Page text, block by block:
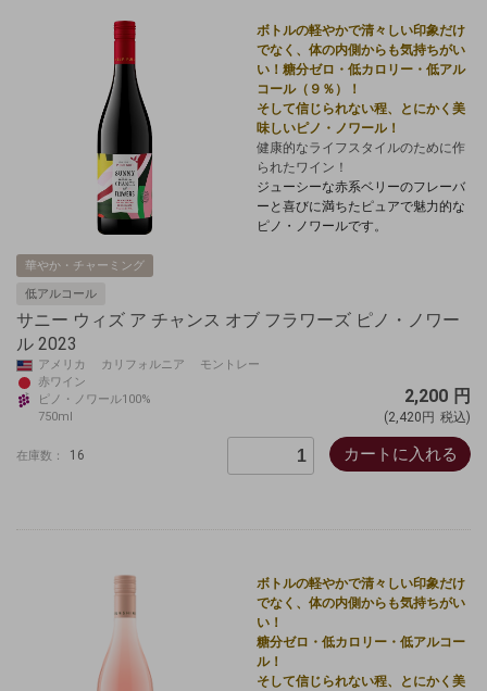
ボトルの軽やかで清々しい印象だけ
でなく、体の内側からも気持ちがい
い！糖分ゼロ・低カロリー・低アル
コール（９％）！
そして信じられない程、とにかく美
味しいピノ・ノワール！
健康的なライフスタイルのために作
られたワイン！
ジューシーな赤系ベリーのフレーバ
ーと喜びに満ちたピュアで魅力的な
ピノ・ノワールです。
華やか・チャーミング
低アルコール
サニー ウィズ ア チャンス オブ フラワーズ ピノ・ノワー
ル 2023
アメリカ カリフォルニア モントレー
赤ワイン
ピノ・ノワール100%
750ml
2,200 円
(2,420円 税込)
在庫数： 16 カートに入れる
ボトルの軽やかで清々しい印象だけ
でなく、体の内側からも気持ちがい
い！
糖分ゼロ・低カロリー・低アルコー
ル！
そして信じられない程、とにかく美